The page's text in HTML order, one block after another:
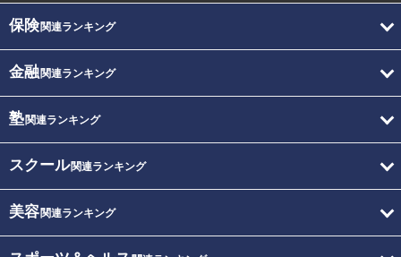
保険関連ランキング
金融関連ランキング
塾関連ランキング
スクール関連ランキング
美容関連ランキング